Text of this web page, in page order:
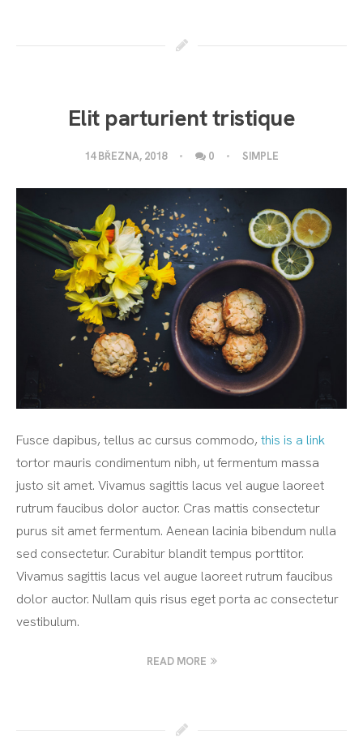
Elit parturient tristique
14 BŘEZNA, 2018 0 SIMPLE
Fusce dapibus, tellus ac cursus commodo, this is a link
tortor mauris condimentum nibh, ut fermentum massa
justo sit amet. Vivamus sagittis lacus vel augue laoreet
rutrum faucibus dolor auctor. Cras mattis consectetur
purus sit amet fermentum. Aenean lacinia bibendum nulla
sed consectetur. Curabitur blandit tempus porttitor.
Vivamus sagittis lacus vel augue laoreet rutrum faucibus
dolor auctor. Nullam quis risus eget porta ac consectetur
vestibulum.
READ MORE